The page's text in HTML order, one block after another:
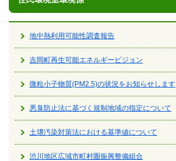
地中熱利用可能性調査報告
吉岡町再生可能エネルギービジョン
微粒小子物質(PM2.5)の状況をお知らせします
悪臭防止法に基づく規制地域の指定について
土壌汚染対策法における基準値について
渋川地区広域市町村圏振興整備組合